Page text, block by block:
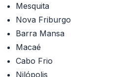
Mesquita
Nova Friburgo
Barra Mansa
Macaé
Cabo Frio
Nilópolis